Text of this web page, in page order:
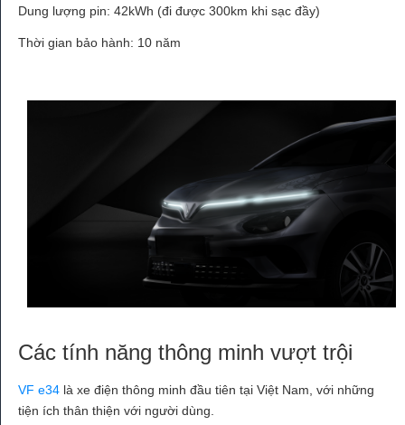
Dung lượng pin: 42kWh (đi được 300km khi sạc đầy)
Thời gian bảo hành: 10 năm
Các tính năng thông minh vượt trội
VF e34 là xe điện thông minh đầu tiên tại Việt Nam, với những
tiện ích thân thiện với người dùng.